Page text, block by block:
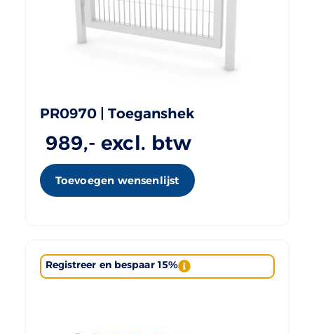
PR0970 | Toeganshek
989,- excl. btw
Toevoegen wensenlijst
Registreer en bespaar 15%